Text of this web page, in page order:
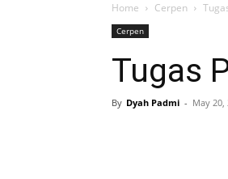
Home Cerpen
Cerpen
Tugas
By Dyah Padmi - May 20,